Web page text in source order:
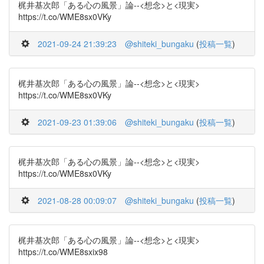
梶井基次郎「ある心の風景」論--<想念>と<現実>
https://t.co/WME8sx0VKy
2021-09-24 21:39:23 @shiteki_bungaku (投稿一覧)
梶井基次郎「ある心の風景」論--<想念>と<現実>
https://t.co/WME8sx0VKy
2021-09-23 01:39:06 @shiteki_bungaku (投稿一覧)
梶井基次郎「ある心の風景」論--<想念>と<現実>
https://t.co/WME8sx0VKy
2021-08-28 00:09:07 @shiteki_bungaku (投稿一覧)
梶井基次郎「ある心の風景」論--<想念>と<現実>
https://t.co/WME8sxix98